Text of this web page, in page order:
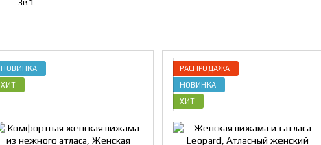
НОВИНКА
ХИТ
РАСПРОДАЖА
НОВИНКА
ХИТ